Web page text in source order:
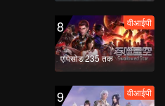
8
एपिसोड 235 तक
वीआईपी
9 वीआईपी